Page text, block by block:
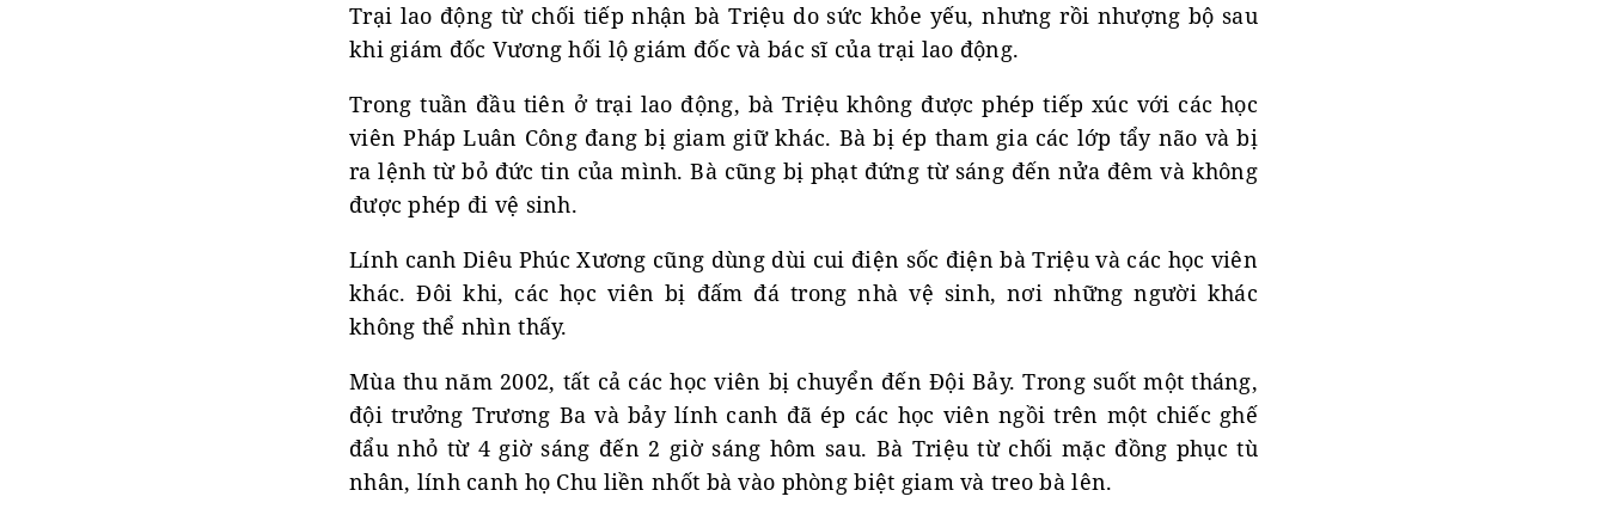
Trại lao động từ chối tiếp nhận bà Triệu do sức khỏe yếu, nhưng rồi nhượng bộ sau
khi giám đốc Vương hối lộ giám đốc và bác sĩ của trại lao động.
Trong tuần đầu tiên ở trại lao động, bà Triệu không được phép tiếp xúc với các học
viên Pháp Luân Công đang bị giam giữ khác. Bà bị ép tham gia các lớp tẩy não và bị
ra lệnh từ bỏ đức tin của mình. Bà cũng bị phạt đứng từ sáng đến nửa đêm và không
được phép đi vệ sinh.
Lính canh Diêu Phúc Xương cũng dùng dùi cui điện sốc điện bà Triệu và các học viên
khác. Đôi khi, các học viên bị đấm đá trong nhà vệ sinh, nơi những người khác
không thể nhìn thấy.
Mùa thu năm 2002, tất cả các học viên bị chuyển đến Đội Bảy. Trong suốt một tháng,
đội trưởng Trương Ba và bảy lính canh đã ép các học viên ngồi trên một chiếc ghế
đẩu nhỏ từ 4 giờ sáng đến 2 giờ sáng hôm sau. Bà Triệu từ chối mặc đồng phục tù
nhân, lính canh họ Chu liền nhốt bà vào phòng biệt giam và treo bà lên.